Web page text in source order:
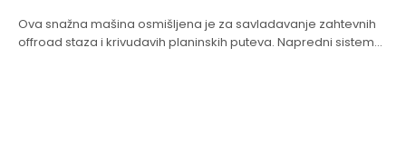
Ova snažna mašina osmišljena je za savladavanje zahtevnih
offroad staza i krivudavih planinskih puteva. Napredni sistem...